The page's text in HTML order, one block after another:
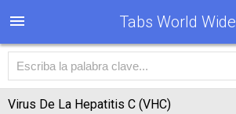
Tabs World Wide
Virus De La Hepatitis C (VHC)